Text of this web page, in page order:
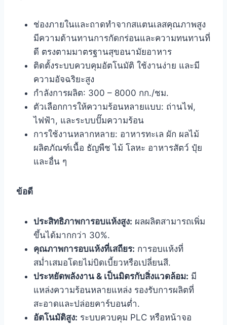
ช่องภายในและถาดทำจากสแตนเลสคุณภาพสูง
มีความต้านทานการกัดกร่อนและความทนทานที่
ดี ตรงตามมาตรฐานสุขอนามัยอาหาร
ติดตั้งระบบควบคุมอัตโนมัติ ใช้งานง่าย และมี
ความอัจฉริยะสูง
กำลังการผลิต: 300 – 8000 กก./ชม.
ตัวเลือกการให้ความร้อนหลายแบบ: ถ่านไฟ,
ไฟฟ้า, และระบบปั๊มความร้อน
การใช้งานหลากหลาย: อาหารทะเล ผัก ผลไม้
ผลิตภัณฑ์เนื้อ ธัญพืช ไม้ โลหะ อาหารสัตว์ ปุ๋ย
และอื่น ๆ
ข้อดี
ประสิทธิภาพการอบแห้งสูง: ผลผลิตสามารถเพิ่ม
ขึ้นได้มากกว่า 30%.
คุณภาพการอบแห้งที่เสถียร: การอบแห้งที่
สม่ำเสมอโดยไม่บิดเบี้ยวหรือเปลี่ยนสี.
ประหยัดพลังงาน & เป็นมิตรกับสิ่งแวดล้อม: มี
แหล่งความร้อนหลายแหล่ง รองรับการผลิตที่
สะอาดและปล่อยคาร์บอนต่ำ.
อัตโนมัติสูง: ระบบควบคุม PLC หรือหน้าจอ